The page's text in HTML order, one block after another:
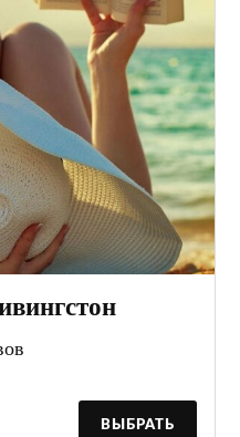
ВЫБРАТЬ